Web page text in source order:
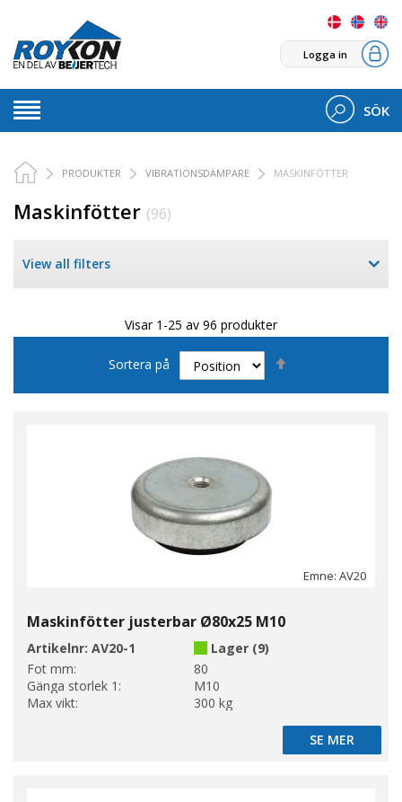
Logga in
SÖK
PRODUKTER VIBRATIONSDÄMPARE MASKINFÖTTER
Maskinfötter (96)
View all filters
Visar 1-25 av 96 produkter
Sortera på
Emne: AV20
Maskinfötter justerbar Ø80x25 M10
Artikelnr: AV20-1
Lager (9)
Fot mm:
80
Gänga storlek 1:
M10
Max vikt:
300 kg
SE MER
SE MER